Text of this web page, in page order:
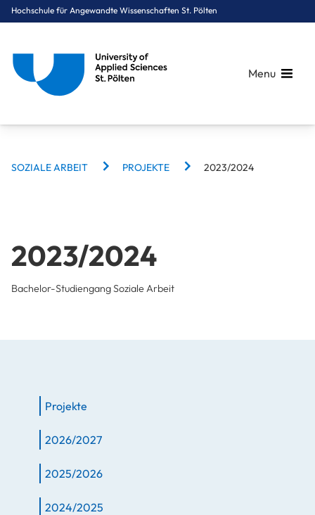
Hochschule für Angewandte Wissenschaften St. Pölten
Menu
You are here:
BREADCRUMBS
SOZIALE ARBEIT PROJEKTE 2023/2024
2023/2024
Bachelor-Studiengang Soziale Arbeit
Projekte
2026/2027
2025/2026
2024/2025